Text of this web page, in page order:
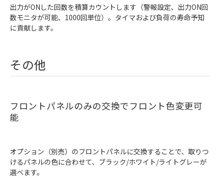
出力がONした回数を積算カウントします（警報設定、出力ON回
数モニタが可能、1000回単位）。タイマおよび負荷の寿命予知
に貢献します。
その他
フロントパネルのみの交換でフロント色変更可
能
オプション（別売）のフロントパネルに交換することで、取りつ
けるパネルの色に合わせて、ブラック/ホワイト/ライトグレーが
選べます。